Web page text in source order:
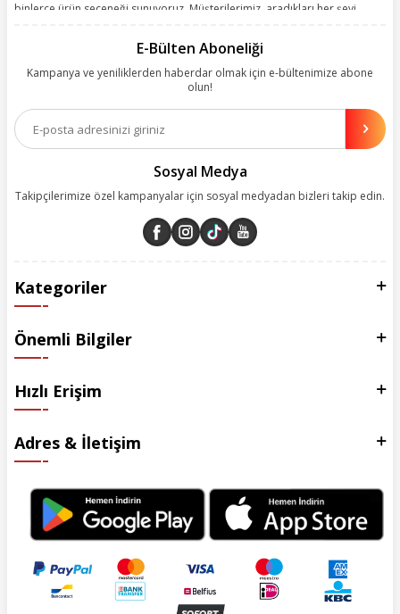
binlerce ürün seçeneği sunuyoruz. Müşterilerimiz, aradıkları her şeyi
kolay, kusursuz ve keyifli bir alışveriş yolculuğu sunarken deneyiminize
olanakları sunuyoruz. Çalışmalarımızı müşterilerimizin memnuniyetini
esas alarak yürütüyoruz.
E-Bülten Aboneliği
Kampanya ve yeniliklerden haberdar olmak için e-bültenimize abone
olun!
Sosyal Medya
Takipçilerimize özel kampanyalar için sosyal medyadan bizleri takip edin.
Kategoriler
Önemli Bilgiler
Hızlı Erişim
Adres & İletişim